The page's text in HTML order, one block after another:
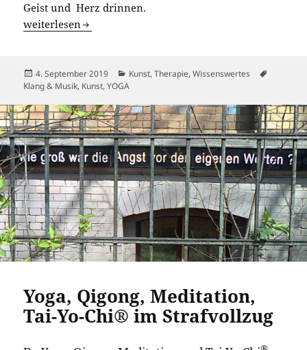
Geist und Herz drinnen.
Klang und Musik
weiterlesen
Veröffentlicht
am
4. September 2019 Kategorien
Kunst,Therapie,Wissenswertes
Klang & Musik, Kunst,YOGA
Yoga, Qigong, Meditation,
Tai-Yo-Chi® im Strafvollzug